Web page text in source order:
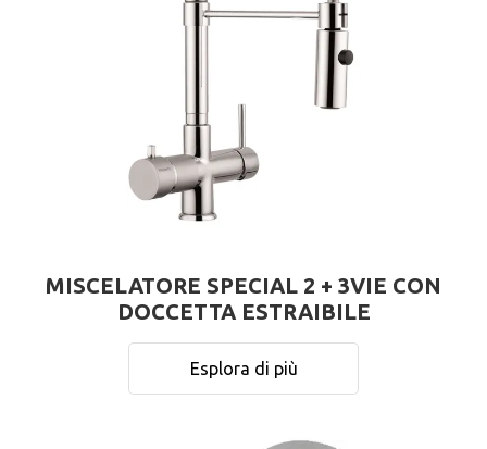
MISCELATORE SPECIAL 2 + 3VIE CON
DOCCETTA ESTRAIBILE
Esplora di più